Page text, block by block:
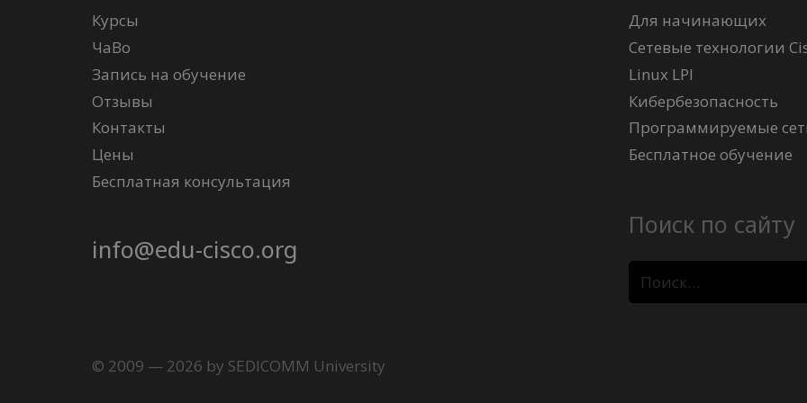
Курсы
ЧаВо
Запись на обучение
Отзывы
Контакты
Цены
Бесплатная консультация
info@edu-cisco.org
© 2009 — 2026 by SEDICOMM University
Для начинающих
Сетевые технологии
Linux LPI
Кибербезопасность
Программируемые
Бесплатное обучение
Поиск по сайту
Найти: